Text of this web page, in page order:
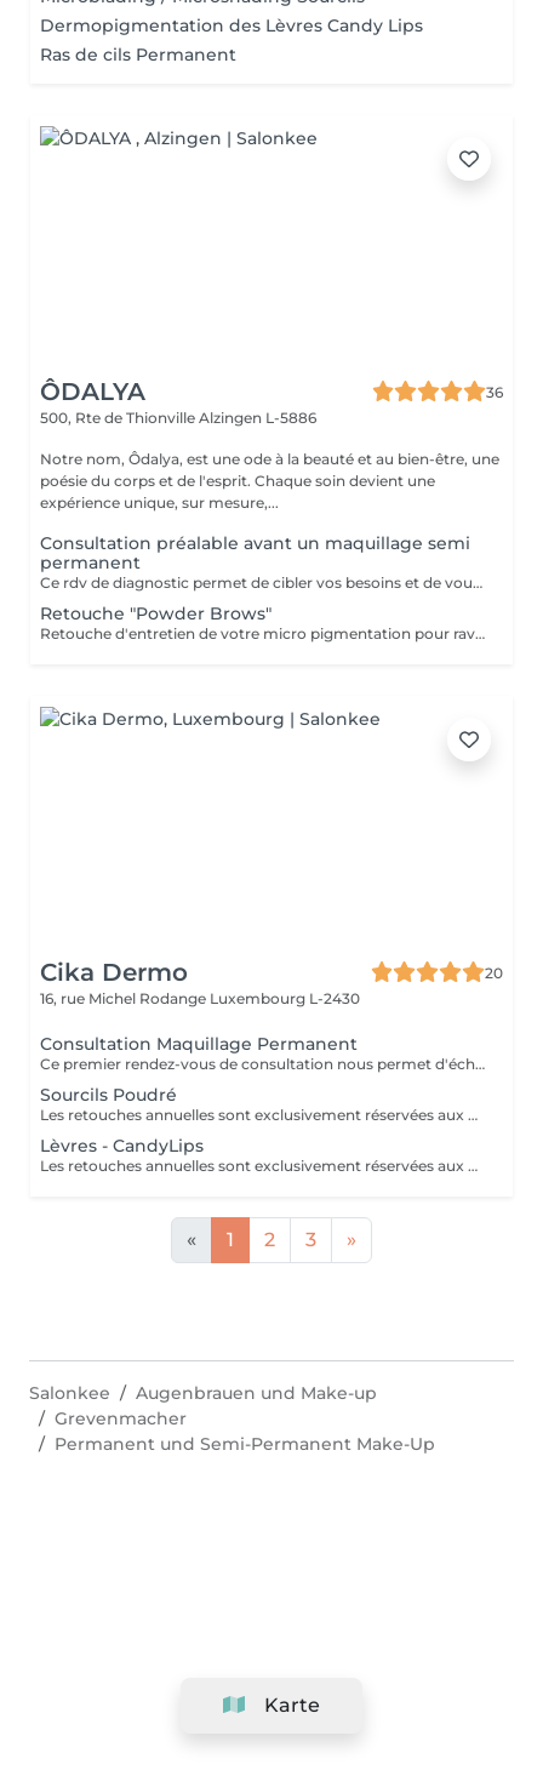
Dermopigmentation des Lèvres Candy Lips
Ras de cils Permanent
ÔDALYA
36
500, Rte de Thionville Alzingen L-5886
Notre nom, Ôdalya, est une ode à la beauté et au bien-être, une
poésie du corps et de l'esprit. Chaque soin devient une
expérience unique, sur mesure,...
Consultation préalable avant un maquillage semi
permanent
Ce rdv de diagnostic permet de cibler vos besoins et de vous informer sur la technique de maquillage semi permanent.
Retouche "Powder Brows"
Retouche d'entretien de votre micro pigmentation pour raviver l'éclat. Au delà des retouches 6 mois et 12 mois, chaque mois supplémentaire sera facturé 10 €.
Cika Dermo
20
16, rue Michel Rodange Luxembourg L-2430
Consultation Maquillage Permanent
Ce premier rendez-vous de consultation nous permet d'échanger ensemble sur vos attentes, vous expliquer en détails nos techniques de maquillage permanent nouvelle génération et réaliser une simulation au crayon.
Sourcils Poudré
Les retouches annuelles sont exclusivement réservées aux clientes ayant fait la création sourcils dans notre centre.
Lèvres - CandyLips
Les retouches annuelles sont exclusivement réservées aux clientes ayant fait la création sourcils dans notre centre.
« 1 2 3 »
Karte
Salonkee
Augenbrauen und Make-up
Grevenmacher
Permanent und Semi-Permanent Make-Up